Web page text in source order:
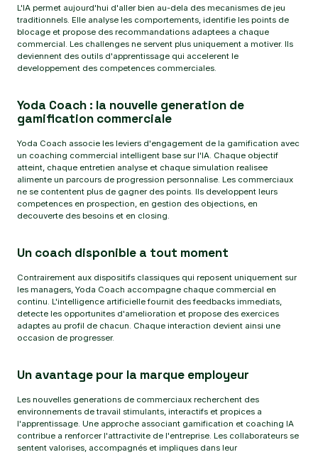
L'IA permet aujourd'hui d'aller bien au-dela des mecanismes de jeu
traditionnels. Elle analyse les comportements, identifie les points de
blocage et propose des recommandations adaptees a chaque
commercial. Les challenges ne servent plus uniquement a motiver. Ils
deviennent des outils d'apprentissage qui accelerent le
developpement des competences commerciales.
Yoda Coach : la nouvelle generation de
gamification commerciale
Yoda Coach associe les leviers d'engagement de la gamification avec
un coaching commercial intelligent base sur l'IA. Chaque objectif
atteint, chaque entretien analyse et chaque simulation realisee
alimente un parcours de progression personnalise. Les commerciaux
ne se contentent plus de gagner des points. Ils developpent leurs
competences en prospection, en gestion des objections, en
decouverte des besoins et en closing.
Un coach disponible a tout moment
Contrairement aux dispositifs classiques qui reposent uniquement sur
les managers, Yoda Coach accompagne chaque commercial en
continu. L'intelligence artificielle fournit des feedbacks immediats,
detecte les opportunites d'amelioration et propose des exercices
adaptes au profil de chacun. Chaque interaction devient ainsi une
occasion de progresser.
Un avantage pour la marque employeur
Les nouvelles generations de commerciaux recherchent des
environnements de travail stimulants, interactifs et propices a
l'apprentissage. Une approche associant gamification et coaching IA
contribue a renforcer l'attractivite de l'entreprise. Les collaborateurs se
sentent valorises, accompagnés et impliques dans leur